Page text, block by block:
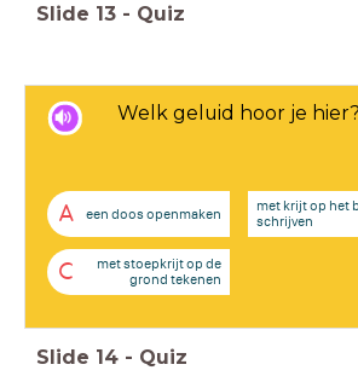
Slide 13 - Quiz
Welk geluid hoor je hier?
A een doos openmaken
met krijt op het
schrijven
C
met stoepkrijt op de
grond tekenen
Slide 14 - Quiz